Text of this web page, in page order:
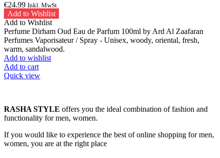
€24.99 Inkl. MwSt
Add to Wishlist
Add to Wishlist
Perfume Dirham Oud Eau de Parfum 100ml by Ard Al Zaafaran
Perfumes Vaporisateur / Spray - Unisex, woody, oriental, fresh,
warm, sandalwood.
Add to wishlist
Add to cart
Quick view
RASHA STYLE offers you the ideal combination of fashion and
functionality for men, women.
If you would like to experience the best of online shopping for men,
women, you are at the right place